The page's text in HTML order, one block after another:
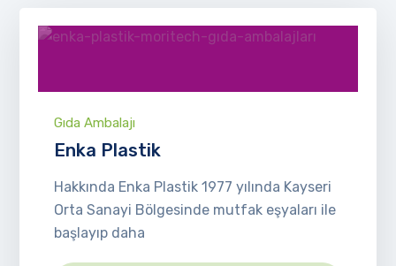
Gıda Ambalajı
Enka Plastik
Hakkında Enka Plastik 1977 yılında Kayseri
Orta Sanayi Bölgesinde mutfak eşyaları ile
başlayıp daha